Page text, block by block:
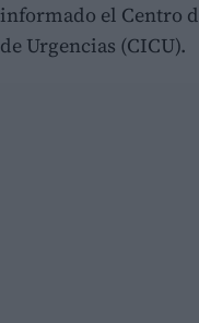
informado el Centro
de Urgencias (CICU).